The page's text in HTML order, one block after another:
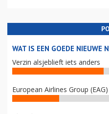
WAT IS EEN GOEDE NIEUWE
Verzin alsjeblieft iets anders
European Airlines Group (EAG)